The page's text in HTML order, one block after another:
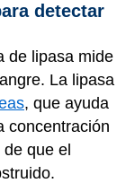
detectar
de lipasa mide
La lipasa
, que ayuda
concentración
que el